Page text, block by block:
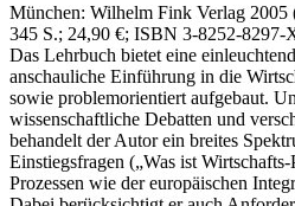
München: Wilhelm Fink Verlag 2005
345 S.; 24,90 €; ISBN 3-8252-8297-
Das Lehrbuch bietet eine
anschauliche Einführung in die
sowie problemorientiert aufgebaut.
wissenschaftliche Debatten und
behandelt der Autor ein breites
Einstiegsfragen („Was ist
Prozessen wie der europäischen